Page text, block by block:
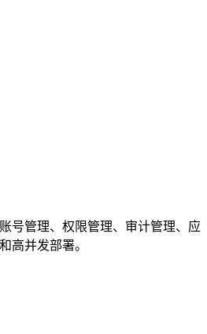
号管理、权限管理、审计管理、应
高并发部署。